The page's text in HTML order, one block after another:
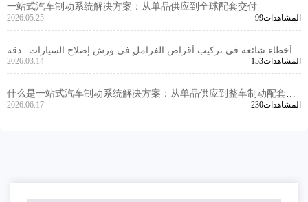
一站式汽车制动系统解决方案：从单品供应到全球配套交付
2026.05.25 99المشاهدات
أخطاء شائعة في تركيب أقراص الفرامل في ورش إصلاح السيارات | دقة
تحديد موضع الثقوب وعملية التصنيع | أقراص فرامل معتمدة من وزارة
النقل الأمريكية
2026.03.14 153المشاهدات
什么是一站式汽车制动系统解决方案：从单品供应到整车制动配套能
力
2026.06.17 230المشاهدات